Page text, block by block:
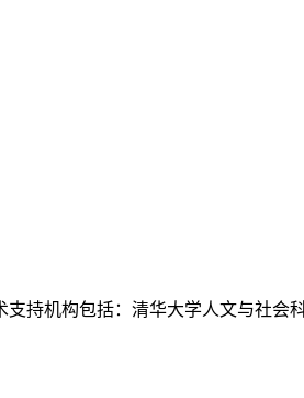
持机构包括：清华大学人文与社会